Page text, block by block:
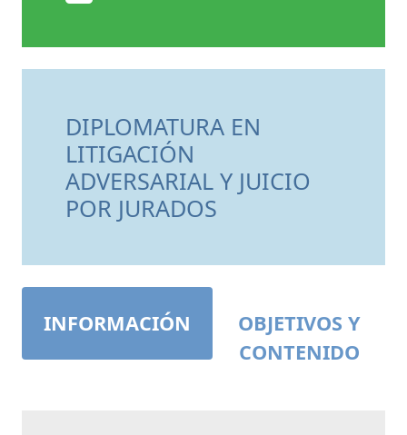
DIPLOMATURA EN
LITIGACIÓN
ADVERSARIAL Y JUICIO
POR JURADOS
INFORMACIÓN
OBJETIVOS Y
CONTENIDO